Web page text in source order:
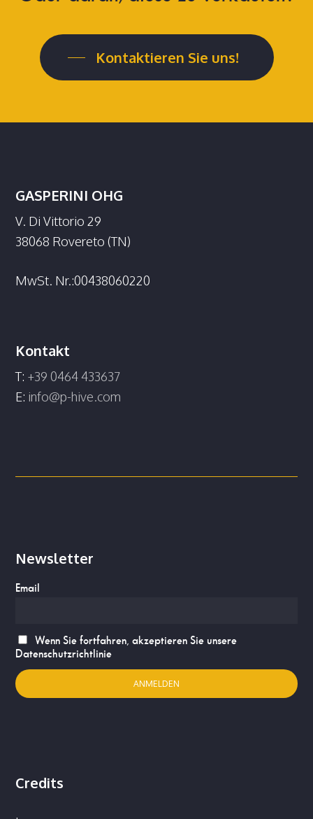
Kontaktieren Sie uns!
GASPERINI OHG
V. Di Vittorio 29
38068 Rovereto (TN)
MwSt. Nr.:00438060220
Kontakt
T: +39 0464 433637
E: info@p-hive.com
Newsletter
Email
Wenn Sie fortfahren, akzeptieren Sie unsere
Datenschutzrichtlinie
Credits